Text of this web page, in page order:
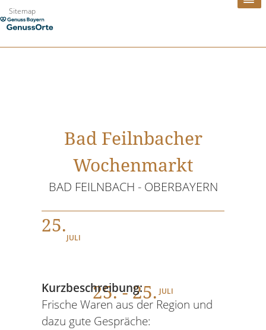
Zum
Inhalt
Sitemap
Bad Feilnbacher
Wochenmarkt
BAD FEILNBACH - OBERBAYERN
25.
JULI
25. - 25. JULI
Kurzbeschreibung:
Frische Waren aus der Region und
dazu gute Gespräche: